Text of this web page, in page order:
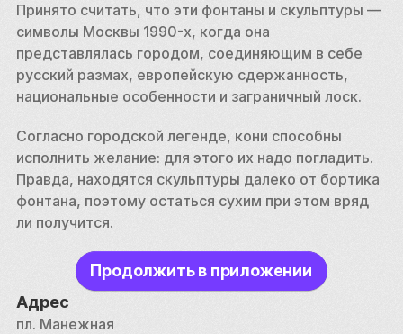
Принято считать, что эти фонтаны и скульптуры —
символы Москвы 1990-х, когда она
представлялась городом, соединяющим в себе
русский размах, европейскую сдержанность,
национальные особенности и заграничный лоск.
Согласно городской легенде, кони способны
исполнить желание: для этого их надо погладить.
Правда, находятся скульптуры далеко от бортика
фонтана, поэтому остаться сухим при этом вряд
ли получится.
Продолжить в приложении
Адрес
пл. Манежная